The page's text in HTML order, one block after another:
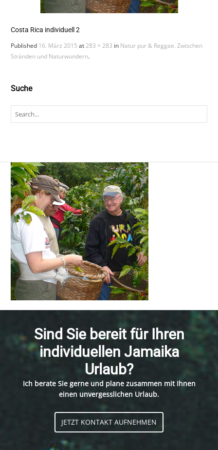
Costa Rica individuell 2
Published 16. März 2015 at283 × 283 in Natur pur & Reggae. Zwischen
Stränden und Naturwundern.
Suche
Sind Sie bereit für Ihren
individuellen Jamaika
Urlaub?
Ich berate Sie gerne und plane zusammen mit Ihnen
einen unvergesslichen Urlaub.
JETZT KONTAKT AUFNEHMEN